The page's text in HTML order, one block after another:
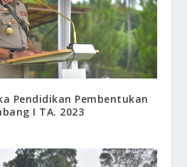
Pendidikan Pembentukan
I TA. 2023